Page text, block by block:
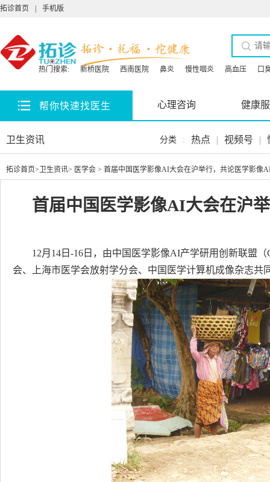
拓诊首页 手机版
热门搜索: 新桥医院 西南医院 鼻炎 慢性咽炎 高血压 口
帮你快速找医生 心理咨询 健康
卫生资讯 分类 : 热点 | 视频号 |
拓诊首页> 卫生资讯> 医学会 > 首届中国医学影像AI大会在沪举行，共论医学影像
首届中国医学影像AI大会在沪
12月14日-16日，由中国医学影像AI产学研用创新联盟
会、上海市医学会放射学分会、中国医学计算机成像杂志共